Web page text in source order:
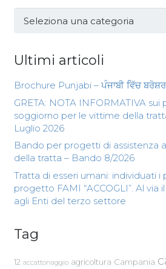
Categorie
Ultimi articoli
Brochure Punjabi – ਪੰਜਾਬੀ ਵਿੱਚ ਬਰੋਸ਼ਰ
GRETA: NOTA INFORMATIVA sui
soggiorno per le vittime della
Luglio 2026
Bando per progetti di assistenza
della tratta – Bando 8/2026
Tratta di esseri umani: individuati
progetto FAMI “ACCOGLI”. Al via
agli Enti del terzo settore
Tag
12 accattonaggio agricoltura Campania